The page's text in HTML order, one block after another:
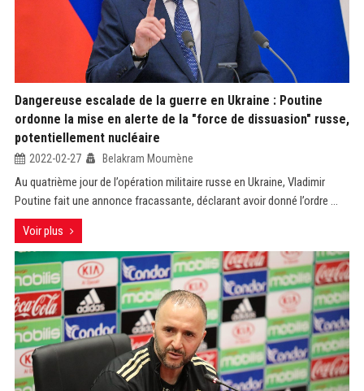
Dangereuse escalade de la guerre en Ukraine : Poutine
ordonne la mise en alerte de la "force de dissuasion" russe,
potentiellement nucléaire
2022-02-27 Belakram Moumène
Au quatrième jour de l’opération militaire russe en Ukraine, Vladimir
Poutine fait une annonce fracassante, déclarant avoir donné l’ordre ...
Voir plus